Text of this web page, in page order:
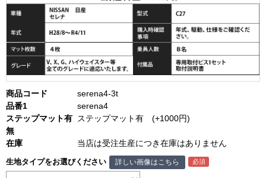
商品コード
serena4-3t
品番1
serena4
ステップマット有
無
ステップマット有 (+1000円)
在庫 当店は受注生産につき在庫はありません
生地タイプをお選びください 詳しい画像はこちら